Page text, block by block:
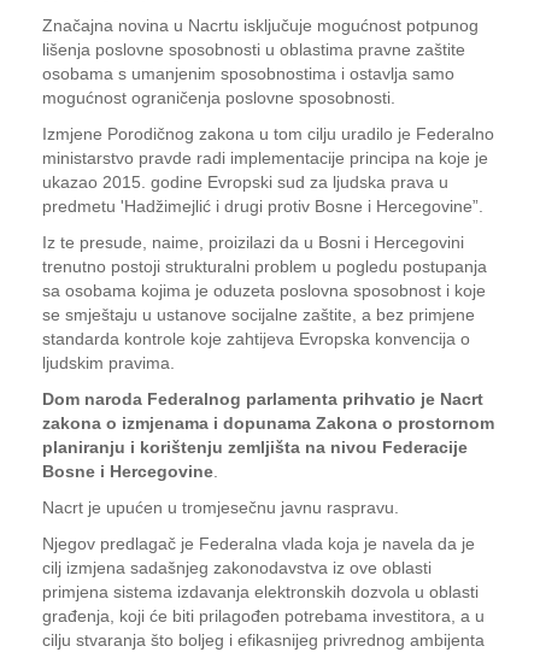
Značajna novina u Nacrtu isključuje mogućnost potpunog
lišenja poslovne sposobnosti u oblastima pravne zaštite
osobama s umanjenim sposobnostima i ostavlja samo
mogućnost ograničenja poslovne sposobnosti.
Izmjene Porodičnog zakona u tom cilju uradilo je Federalno
ministarstvo pravde radi implementacije principa na koje je
ukazao 2015. godine Evropski sud za ljudska prava u
predmetu 'Hadžimejlić i drugi protiv Bosne i Hercegovine”.
Iz te presude, naime, proizilazi da u Bosni i Hercegovini
trenutno postoji strukturalni problem u pogledu postupanja
sa osobama kojima je oduzeta poslovna sposobnost i koje
se smještaju u ustanove socijalne zaštite, a bez primjene
standarda kontrole koje zahtijeva Evropska konvencija o
ljudskim pravima.
Dom naroda Federalnog parlamenta prihvatio je Nacrt
zakona o izmjenama i dopunama Zakona o prostornom
planiranju i korištenju zemljišta na nivou Federacije
Bosne i Hercegovine
Nacrt je upućen u tromjesečnu javnu raspravu.
Njegov predlagač je Federalna vlada koja je navela da je
cilj izmjena sadašnjeg zakonodavstva iz ove oblasti
primjena sistema izdavanja elektronskih dozvola u oblasti
građenja, koji će biti prilagođen potrebama investitora, a u
cilju stvaranja što boljeg i efikasnijeg privrednog ambijenta